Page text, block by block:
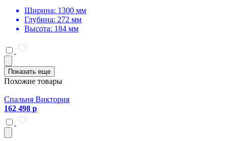
Ширина: 1300 мм
Глубина: 272 мм
Высота: 184 мм
Показать еще
Похожие товары
Спальня Виктория
162 498 р